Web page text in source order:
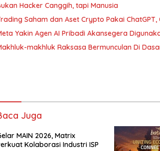
Hacker Canggih, tapi Manusia
Saham dan Aset Crypto Pakai ChatGPT,
Yakin Agen AI Pribadi Akansegera
makhluk Raksasa Bermunculan Di
Juga
MAIN 2026, Matrix
Kolaborasi Industri ISP